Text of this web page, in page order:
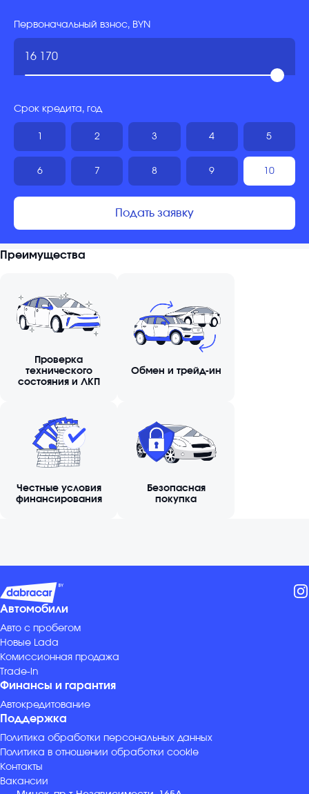
Первоначальный взнос, BYN
Срок кредита, год
2 3 4 5
6 7 8 9 10
Подать заявку
Преимущества
Проверка
технического
состояния и ЛКП
Обмен и трейд-ин
Честные условия
финансирования
Безопасная
покупка
Автомобили
Авто с пробегом
Новые Lada
Комиссионная продажа
Trade-in
Финансы и гарантия
Автокредитование
Поддержка
Политика обработки персональных данных
Политика в отношении обработки cookie
Контакты
Вакансии